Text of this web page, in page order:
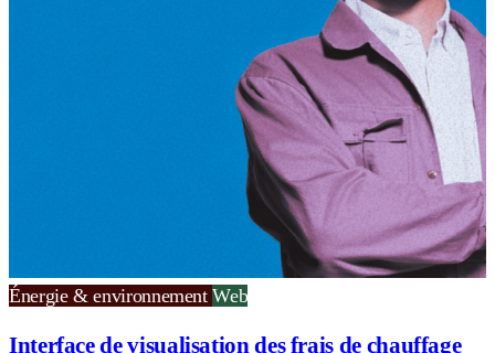
Énergie & environnementWeb
Interface de visualisation des frais de chauffage